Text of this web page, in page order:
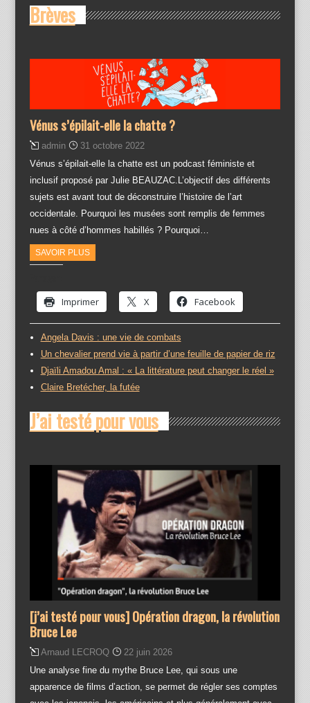
Brèves
Vénus s’épilait-elle la chatte ?
admin
31 octobre 2022
Vénus s’épilait-elle la chatte est un podcast féministe et
inclusif proposé par Julie BEAUZAC.L’objectif des différents
sujets est avant tout de déconstruire l’histoire de l’art
occidentale. Pourquoi les musées sont remplis de femmes
nues à côté d’hommes habillés ? Pourquoi…
SAVOIR PLUS
Imprimer X Facebook
Angela Davis : une vie de combats
Un chevalier prend vie à partir d’une feuille de papier de riz
Djaïli Amadou Amal : « La littérature peut changer le réel »
Claire Bretécher, la futée
J’ai testé pour vous
[j’ai testé pour vous] Opération dragon, la révolution
Bruce Lee
Arnaud LECROQ
22 juin 2026
Une analyse fine du mythe Bruce Lee, qui sous une
apparence de films d’action, se permet de régler ses comptes